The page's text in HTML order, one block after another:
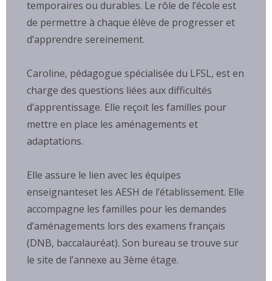
temporaires ou durables. Le rôle de l’école est
de permettre à chaque élève de progresser et
d’apprendre sereinement.
Caroline, pédagogue spécialisée du LFSL, est en
charge des questions liées aux difficultés
d’apprentissage. Elle reçoit les familles pour
mettre en place les aménagements et
adaptations.
Elle assure le lien avec les équipes
enseignanteset les AESH de l’établissement. Elle
accompagne les familles pour les demandes
d’aménagements lors des examens français
(DNB, baccalauréat). Son bureau se trouve sur
le site de l’annexe au 3ème étage.